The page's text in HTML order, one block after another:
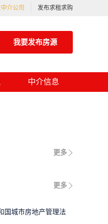
介公司 发布求租求购
我要发布房源
中介信息
更多
更多
国城市房地产管理法